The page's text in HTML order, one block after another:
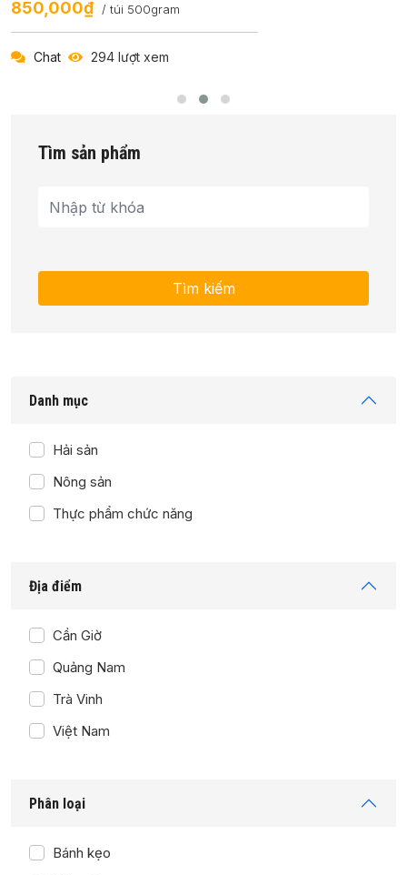
850,000₫ / túi 500gram
Chat 294 lượt xem
Tìm sản phẩm
Danh mục
Hải sản
Nông sản
Thực phẩm chức năng
Địa điểm
Cần Giờ
Quảng Nam
Trà Vinh
Việt Nam
Phân loại
Bánh kẹo